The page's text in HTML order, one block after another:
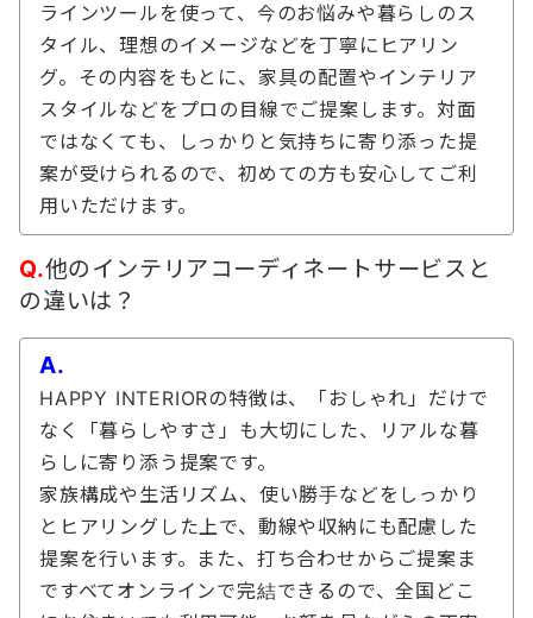
ラインツールを使って、今のお悩みや暮らしのス
タイル、理想のイメージなどを丁寧にヒアリン
グ。その内容をもとに、家具の配置やインテリア
スタイルなどをプロの目線でご提案します。対面
ではなくても、しっかりと気持ちに寄り添った提
案が受けられるので、初めての方も安心してご利
用いただけます。
Q.他のインテリアコーディネートサービスと
の違いは？
A.
HAPPY INTERIORの特徴は、「おしゃれ」だけで
なく「暮らしやすさ」も大切にした、リアルな暮
らしに寄り添う提案です。
家族構成や生活リズム、使い勝手などをしっかり
とヒアリングした上で、動線や収納にも配慮した
提案を行います。また、打ち合わせからご提案ま
ですべてオンラインで完結できるので、全国どこ